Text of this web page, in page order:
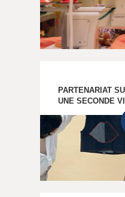
PARTENARIAT
UNE SECONDE